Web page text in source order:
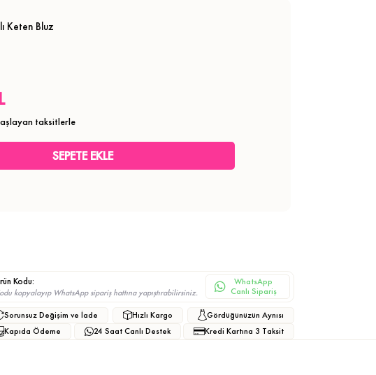
Keten Bluz
taksitlerle
Kodu:
kopyalayıp WhatsApp sipariş hattına yapıştırabilirsiniz.
WhatsApp
Canlı Sipariş
Sorunsuz Değişim ve İade Hızlı Kargo
Gördüğünüzün Aynısı
Kapıda Ödeme
24 Saat Canlı Destek Kredi Kartına 3 Taksit